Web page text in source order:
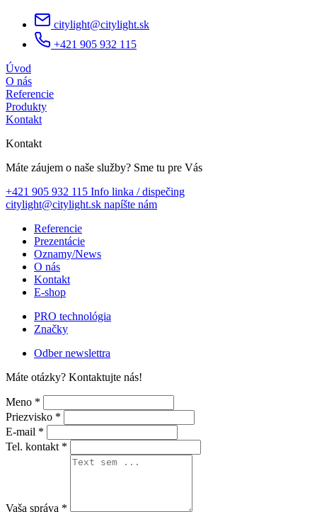
citylight@citylight.sk
+421 905 932 115
Úvod
O nás
Referencie
Produkty
Kontakt
Kontakt
Máte záujem o naše služby? Sme tu pre Vás
+421 905 932 115 Info linka / dispečing
citylight@citylight.sk napíšte nám
Referencie
Prezentácie
Oznamy/News
O nás
Kontakt
E-shop
PRO technológia
Značky
Odber newslettra
Máte otázky? Kontaktujte nás!
Meno *
Priezvisko *
E-mail *
Tel. kontakt *
Vaša správa *